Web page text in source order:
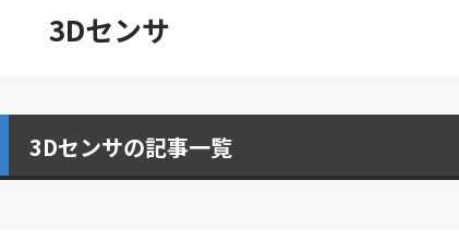
3Dセンサ
3Dセンサの記事一覧